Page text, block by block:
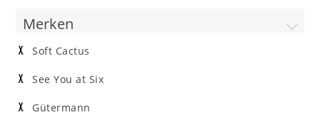
Merken
Soft Cactus
See You at Six
Gütermann